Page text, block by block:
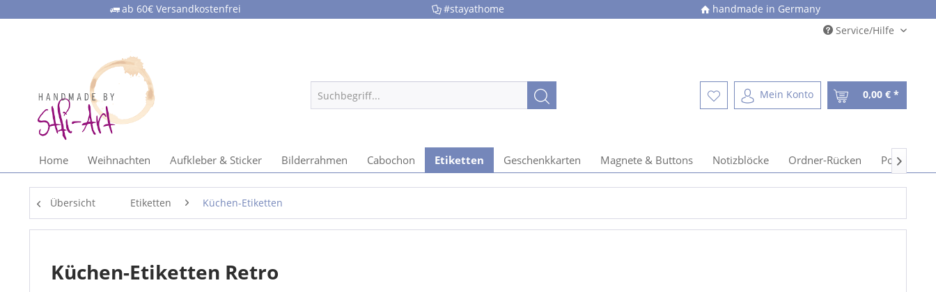
ab 60€ Versandkostenfrei #stayathome
handmade in Germany
Service/Hilfe
Mein Konto 0,00 € *
Home Weihnachten Aufkleber & Sticker Bilderrahmen Cabochon Etiketten Geschenkkarten Magnete & Buttons Notizblöcke Ordner-Rücken Postkarten

Übersicht Etiketten Küchen-Etiketten
Küchen-Etiketten Retro